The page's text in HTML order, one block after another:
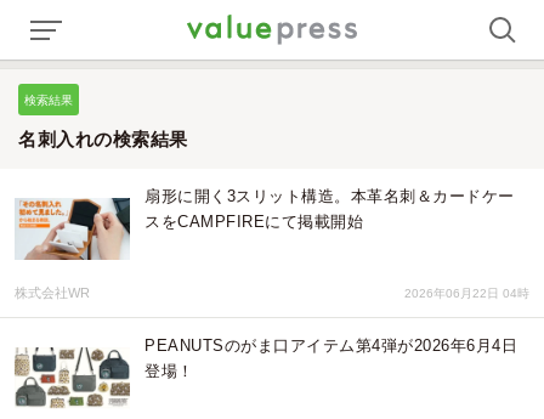
検索結果
名刺入れの検索結果
扇形に開く3スリット構造。本革名刺＆カードケー
スをCAMPFIREにて掲載開始
株式会社WR 2026年06月22日 04時
PEANUTSのがま口アイテム第4弾が2026年6月4日
登場！